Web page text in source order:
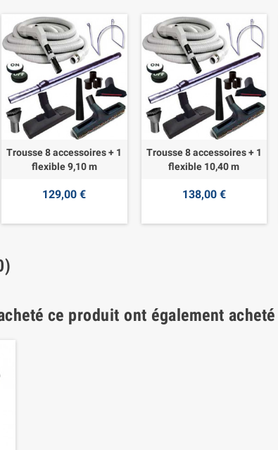
Trousse 8 accessoires + 1
flexible 9,10 m
129,00 €
Trousse 8 accessoires + 1
flexible 10,40 m
138,00 €
ce produit ont également